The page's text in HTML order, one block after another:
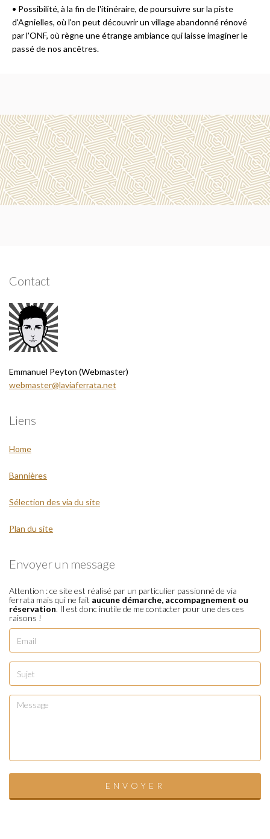
• Possibilité, à la fin de l'itinéraire, de poursuivre sur la piste
d'Agnielles, où l'on peut découvrir un village abandonné rénové
par l'ONF, où règne une étrange ambiance qui laisse imaginer le
passé de nos ancêtres.
Contact
Emmanuel Peyton (Webmaster)
webmaster@laviaferrata.net
Liens
Home
Bannières
Sélection des via du site
Plan du site
Envoyer un message
Attention : ce site est réalisé par un particulier passionné de via
ferrata mais qui ne fait aucune démarche, accompagnement ou
réservation. Il est donc inutile de me contacter pour une des ces
raisons !